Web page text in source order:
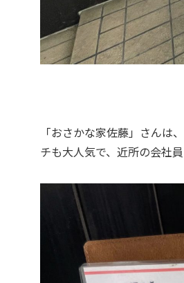
「おさかな家佐藤」さんは
チも大人気で、近所の会社